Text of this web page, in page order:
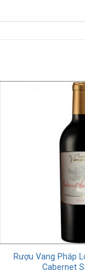
Rượu Vang Pháp
Cabernet